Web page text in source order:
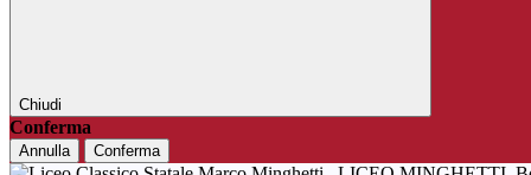
Chiudi
Conferma
Annulla Conferma